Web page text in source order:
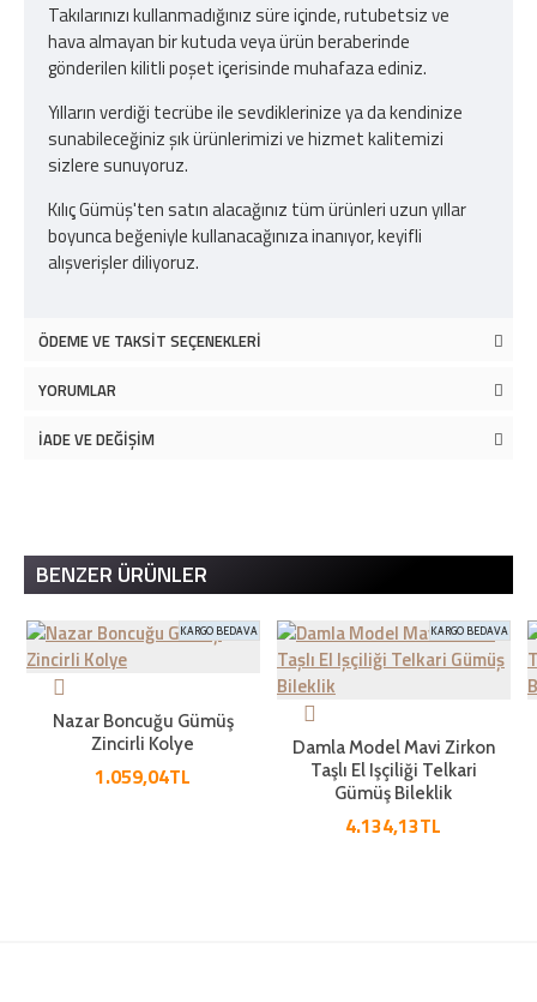
Takılarınızı kullanmadığınız süre içinde, rutubetsiz ve
hava almayan bir kutuda veya ürün beraberinde
gönderilen kilitli poşet içerisinde muhafaza ediniz.
Yılların verdiği tecrübe ile sevdiklerinize ya da kendinize
sunabileceğiniz şık ürünlerimizi ve hizmet kalitemizi
sizlere sunuyoruz.
Kılıç Gümüş'ten satın alacağınız tüm ürünleri uzun yıllar
boyunca beğeniyle kullanacağınıza inanıyor, keyifli
alışverişler diliyoruz.
ÖDEME VE TAKSIT SEÇENEKLERI
YORUMLAR
İADE VE DEĞIŞIM
BENZER ÜRÜNLER
KARGO BEDAVA
Nazar Boncuğu Gümüş
Zincirli Kolye
1.059,04TL
KARGO BEDAVA
Damla Model Mavi Zirkon
Taşlı El Işçiliği Telkari
Gümüş Bileklik
4.134,13TL